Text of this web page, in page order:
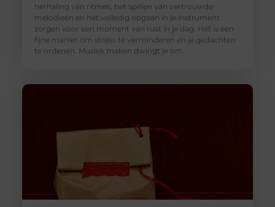
herhaling van ritmes, het spelen van vertrouwde
melodieën en het volledig opgaan in je instrument
zorgen voor een moment van rust in je dag. Het is een
fijne manier om stress te verminderen en je gedachten
te ordenen. Muziek maken dwingt je om